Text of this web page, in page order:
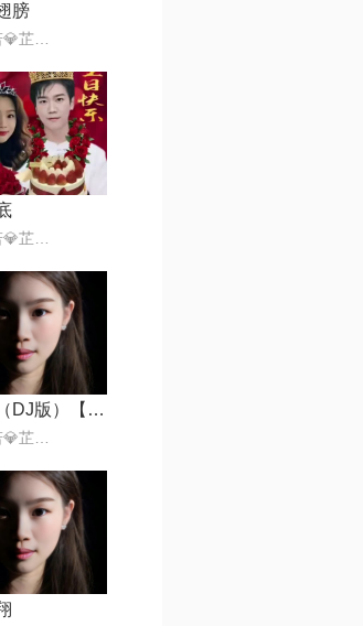
膀
断情刀（DJ版）【大大大带鱼制作】